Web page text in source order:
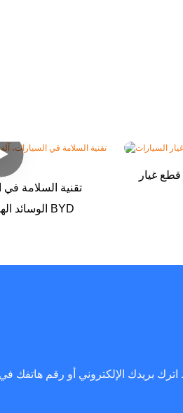
تقنية السلامة
الوسائد الهوائية السلبية من BYD
قطع غيار